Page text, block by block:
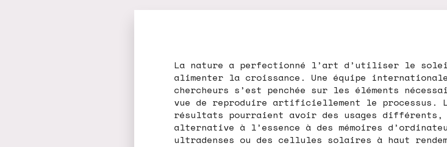
La nature a perfectionné l’art d’utiliser le
alimenter la croissance. Une équipe
chercheurs s’est penchée sur les éléments
vue de reproduire artificiellement le processus.
résultats pourraient avoir des usages différents,
alternative à l’essence à des mémoires
ultradenses ou des cellules solaires à haut